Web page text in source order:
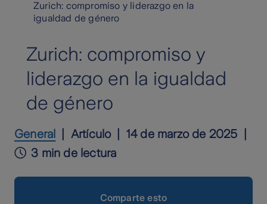
Zurich: compromiso y liderazgo en la
igualdad de género
Zurich: compromiso y
liderazgo en la igualdad
de género
General Artículo
14 de marzo de 2025
3 min de lectura
Comparte esto